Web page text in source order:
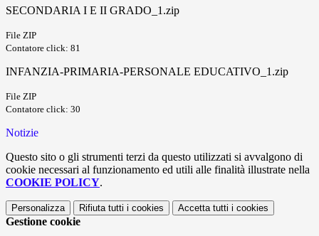
SECONDARIA I E II GRADO_1.zip
File ZIP
Contatore click: 81
INFANZIA-PRIMARIA-PERSONALE EDUCATIVO_1.zip
File ZIP
Contatore click: 30
Notizie
Questo sito o gli strumenti terzi da questo utilizzati si avvalgono di
cookie necessari al funzionamento ed utili alle finalità illustrate nella
COOKIE POLICY.
Personalizza Rifiuta tutti i cookies Accetta tutti i cookies
Gestione cookie